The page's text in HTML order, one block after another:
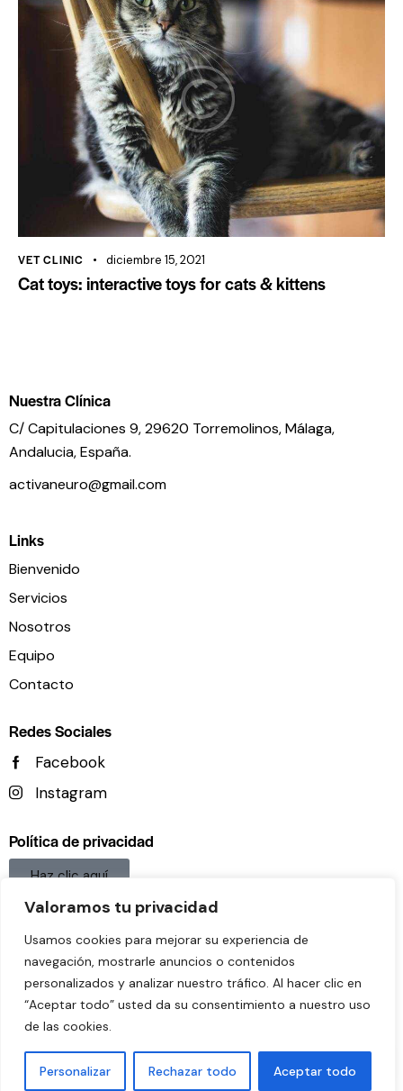
Valoramos tu privacidad
Usamos cookies para mejorar su experiencia de
navegación, mostrarle anuncios o contenidos
personalizados y analizar nuestro tráfico. Al hacer clic en
“Aceptar todo” usted da su consentimiento a nuestro uso
de las cookies.
Personalizar Rechazar todo Aceptar todo
VET CLINIC diciembre 15, 2021
Cat toys: interactive toys for cats & kittens
Nuestra Clínica
C/ Capitulaciones 9, 29620 Torremolinos,Málaga,
Andalucia,España.
activaneuro@gmail.com
Links
Bienvenido
Servicios
Nosotros
Equipo
Contacto
Redes Sociales
Facebook
Instagram
Política de privacidad
Haz clic aquí
Aviso legal
Haz clic aquí
Política De Cookies
Haz clic aquí